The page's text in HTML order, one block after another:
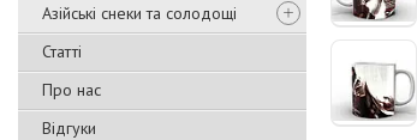
Азійські снеки та солодощі
Статті
Про нас
Відгуки